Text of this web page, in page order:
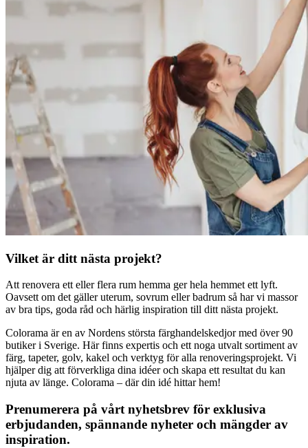
Vilket är ditt nästa projekt?
Att renovera ett eller flera rum hemma ger hela hemmet ett lyft.
Oavsett om det gäller uterum, sovrum eller badrum så har vi massor
av bra tips, goda råd och härlig inspiration till ditt nästa projekt.
Colorama är en av Nordens största färghandelskedjor med över 90
butiker i Sverige. Här finns expertis och ett noga utvalt sortiment av
färg, tapeter, golv, kakel och verktyg för alla renoveringsprojekt. Vi
hjälper dig att förverkliga dina idéer och skapa ett resultat du kan
njuta av länge. Colorama – där din idé hittar hem!
Prenumerera på vårt nyhetsbrev för exklusiva
erbjudanden, spännande nyheter och mängder av
inspiration.